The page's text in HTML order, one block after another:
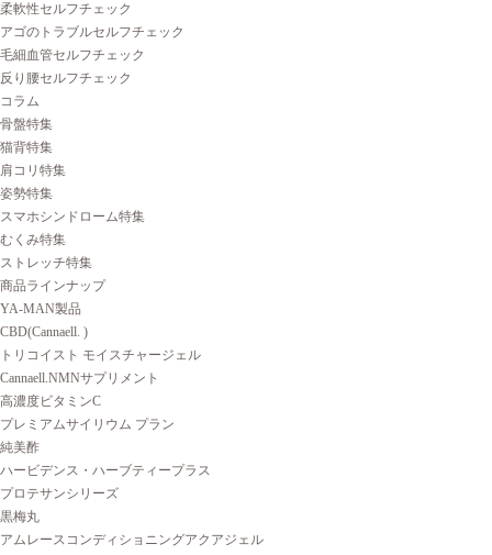
柔軟性セルフチェック
アゴのトラブルセルフチェック
毛細血管セルフチェック
反り腰セルフチェック
コラム
骨盤特集
猫背特集
肩コリ特集
姿勢特集
スマホシンドローム特集
むくみ特集
ストレッチ特集
商品ラインナップ
YA-MAN製品
CBD(Cannaell. )
トリコイスト モイスチャージェル
Cannaell.NMNサプリメント
高濃度ビタミンC
プレミアムサイリウム プラン
純美酢
ハービデンス・ハーブティープラス
プロテサンシリーズ
黒梅丸
アムレースコンディショニングアクアジェル